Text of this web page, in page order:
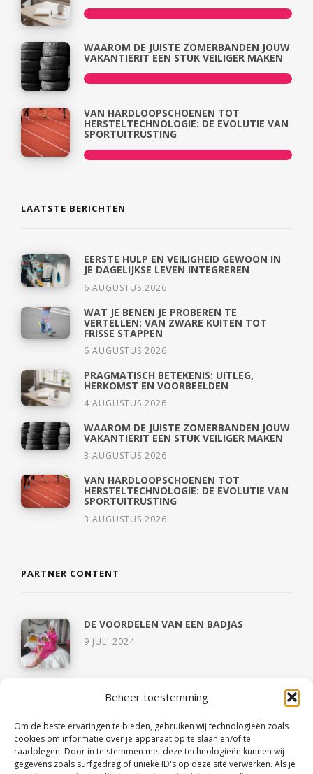
Beheer toestemming
Om de beste ervaringen te bieden, gebruiken wij technologieën zoals
cookies om informatie over je apparaat op te slaan en/of te
raadplegen. Door in te stemmen met deze technologieën kunnen wij
gegevens zoals surfgedrag of unieke ID's op deze site verwerken. Als je
WAAROM DE JUISTE ZOMERBANDEN JOUW
VAKANTIERIT EEN STUK VEILIGER MAKEN
VAN HARDLOOPSCHOENEN TOT
HERSTELTECHNOLOGIE: DE EVOLUTIE VAN
SPORTUITRUSTING
LAATSTE BERICHTEN
EERSTE HULP EN VEILIGHEID GEWOON IN
JE DAGELIJKSE LEVEN INTEGREREN
6 AUGUSTUS 2026
WAT JE BENEN JE PROBEREN TE
VERTELLEN: VAN ZWARE KUITEN TOT
FRISSE STAPPEN
6 AUGUSTUS 2026
PRAGMATISCH BETEKENIS: UITLEG,
HERKOMST EN VOORBEELDEN
4 AUGUSTUS 2026
WAAROM DE JUISTE ZOMERBANDEN JOUW
VAKANTIERIT EEN STUK VEILIGER MAKEN
3 AUGUSTUS 2026
VAN HARDLOOPSCHOENEN TOT
HERSTELTECHNOLOGIE: DE EVOLUTIE VAN
SPORTUITRUSTING
3 AUGUSTUS 2026
PARTNER CONTENT
DE VOORDELEN VAN EEN BADJAS
9 JULI 2024
HET OVERBRUGGEN VAN AFSTANDEN IN
HET BEDRIJFSLEVEN: HET NIEUWE
TIJDPERK VAN TEAM BELLEN